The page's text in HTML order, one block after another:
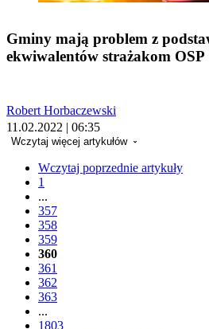
Gminy mają problem z
ekwiwalentów strażakom OSP
Robert Horbaczewski
11.02.2022 | 06:35
Wczytaj więcej artykułów
Wczytaj poprzednie artykuły
1
...
357
358
359
360
361
362
363
...
1803